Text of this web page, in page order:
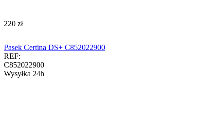
‍220‍ zł
Pasek Certina DS+ C852022900
REF:
C852022900
Wysyłka 24h